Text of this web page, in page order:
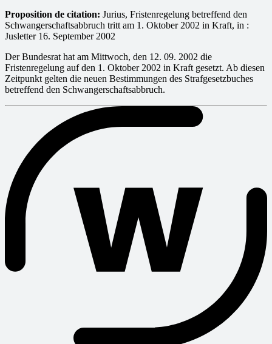
Proposition de citation: Jurius, Fristenregelung betreffend den
Schwangerschaftsabbruch tritt am 1. Oktober 2002 in Kraft, in :
Jusletter 16. September 2002
Der Bundesrat hat am Mittwoch, den 12. 09. 2002 die
Fristenregelung auf den 1. Oktober 2002 in Kraft gesetzt. Ab diesen
Zeitpunkt gelten die neuen Bestimmungen des Strafgesetzbuches
betreffend den Schwangerschaftsabbruch.